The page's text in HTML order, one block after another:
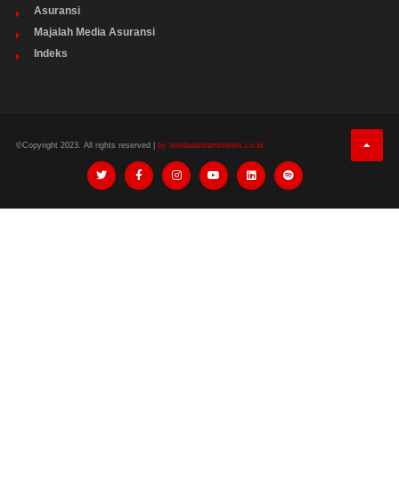
Asuransi
Majalah Media Asuransi
Indeks
©Copyright 2023. All rights reserved | by mediaasuransinews.co.id.